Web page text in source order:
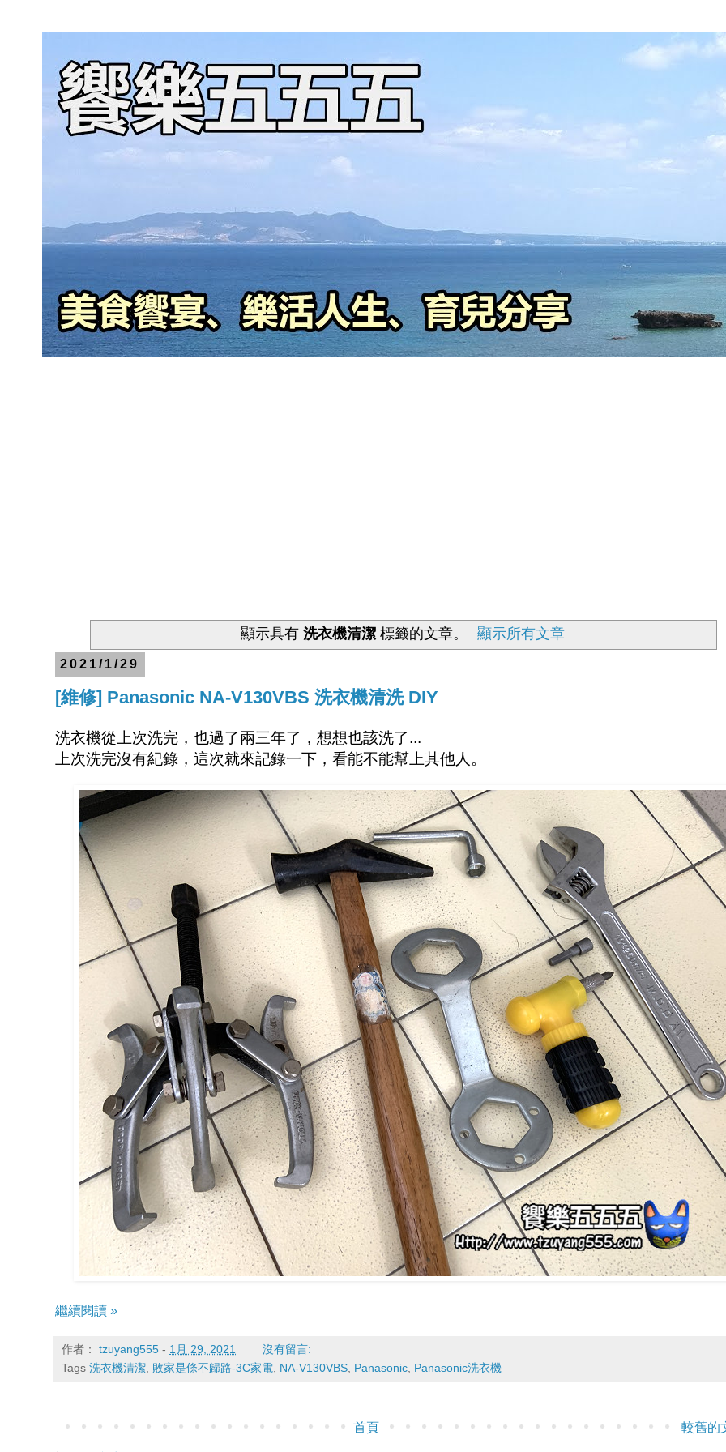
顯示具有 洗衣機清潔標籤的文章。 顯示所有文章
2021/1/29
[維修] Panasonic NA-V130VBS 洗衣機清洗 DIY
洗衣機從上次洗完，也過了兩三年了，想想也該洗了...
上次洗完沒有紀錄，這次就來記錄一下，看能不能幫上其他人。
繼續閱讀 »
作者： tzuyang555 - 1月 29, 2021
沒有留言:
Tags 洗衣機清潔 敗家是條不歸路-3C家電 NA-V130VBS Panasonic Panasonic洗衣機
較舊的
首頁